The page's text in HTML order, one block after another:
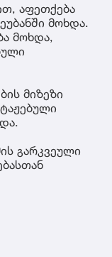
აფეთქება
მოხდა.
მოხდა,
მიზეზი
გარკვეული